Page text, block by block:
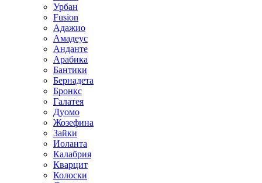
Урбан
Fusion
Адажио
Амадеус
Анданте
Арабика
Бантики
Бернадета
Бронкс
Галатея
Дуомо
Жозефина
Зайки
Иоланта
Калабрия
Кварцит
Колоски